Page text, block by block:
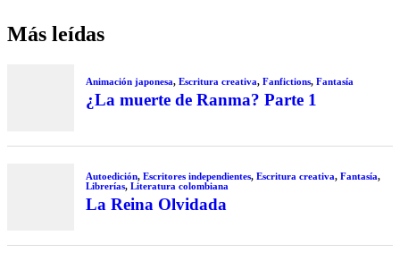
Más leídas
Animación japonesa, Escritura creativa, Fanfictions, Fantasía
¿La muerte de Ranma? Parte 1
Autoedición, Escritores independientes, Escritura creativa, Fantasía,
Librerías, Literatura colombiana
La Reina Olvidada